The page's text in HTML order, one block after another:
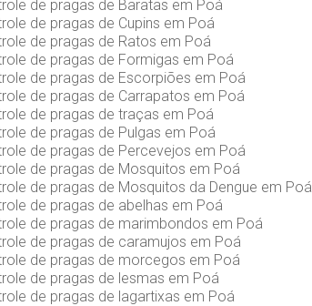
de pragas de Baratas em Poá
de pragas de Cupins em Poá
de pragas de Ratos em Poá
de pragas de Formigas em Poá
de pragas de Escorpiões em Poá
de pragas de Carrapatos em Poá
de pragas de traças em Poá
de pragas de Pulgas em Poá
de pragas de Percevejos em Poá
de pragas de Mosquitos em Poá
de pragas de Mosquitos da Dengue em Poá
de pragas de abelhas em Poá
de pragas de marimbondos em Poá
de pragas de caramujos em Poá
de pragas de morcegos em Poá
de pragas de lesmas em Poá
de pragas de lagartixas em Poá